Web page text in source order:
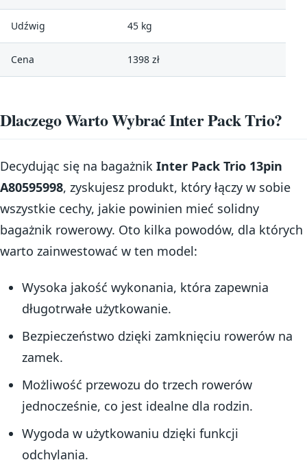
Udźwig 45 kg
Cena 1398 zł
Dlaczego Warto Wybrać Inter Pack Trio?
Decydując się na bagażnik Inter Pack Trio 13pin
A80595998, zyskujesz produkt, który łączy w sobie
wszystkie cechy, jakie powinien mieć solidny
bagażnik rowerowy. Oto kilka powodów, dla których
warto zainwestować w ten model:
Wysoka jakość wykonania, która zapewnia
długotrwałe użytkowanie.
Bezpieczeństwo dzięki zamknięciu rowerów na
zamek.
Możliwość przewozu do trzech rowerów
jednocześnie, co jest idealne dla rodzin.
Wygoda w użytkowaniu dzięki funkcji
odchylania.